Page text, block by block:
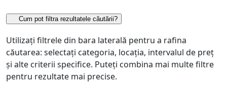
Cum pot filtra rezultatele căutării?
Utilizați filtrele din bara laterală pentru a rafina
căutarea: selectați categoria, locația, intervalul de preț
și alte criterii specifice. Puteți combina mai multe filtre
pentru rezultate mai precise.